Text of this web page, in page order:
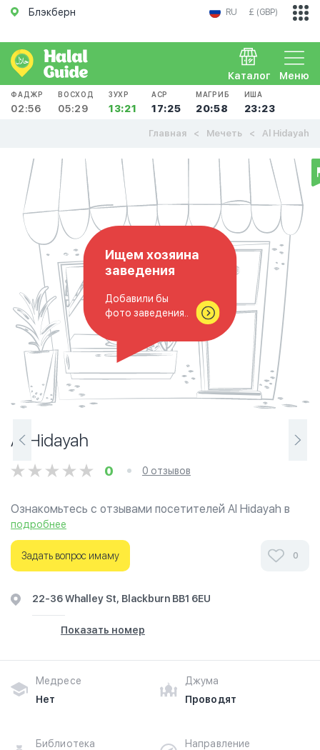
Блэкберн RU £ (GBP)
Меню
Каталог
ФАДЖР
02:56
ВОСХОД
05:29
ЗУХР
13:21
АСР
17:25
МАГРИБ
20:58
ИША
23:23
Главная Мечеть Al Hidayah
Ищем хозяина
заведения
Добавили бы
фото заведения..
Al Hidayah
0 0 отзывов
Ознакомьтесь с отзывами посетителей Al Hidayah в
г.Блэкберн на фотографиях и узнайте о часах работы.
Ваше духовное путешествие начинается здесь.
подробнее
Задать вопрос имаму 0
22-36 Whalley St, Blackburn BB1 6EU
Показать номер
Медресе
Нет
Джума
Проводят
Библиотека
Направление